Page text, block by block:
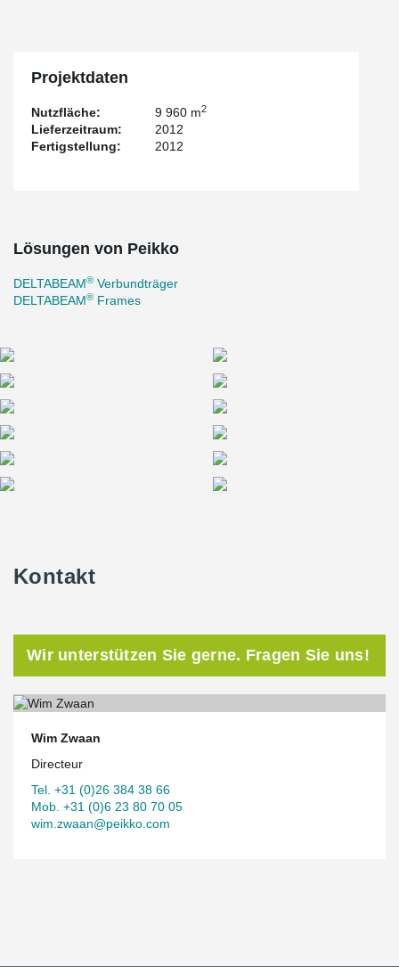
Projektdaten
Nutzfläche: 9 960 m2
Lieferzeitraum:
2012
Fertigstellung:
2012
Lösungen von Peikko
DELTABEAM® Verbundträger
DELTABEAM® Frames
Kontakt
Wir unterstützen Sie gerne. Fragen Sie uns!
Wim Zwaan
Directeur
Tel. +31 (0)26 384 38 66
Mob. +31 (0)6 23 80 70 05
wim.zwaan@peikko.com